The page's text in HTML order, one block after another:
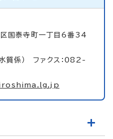
泰寺町一丁目6番34
係） ファクス：082-